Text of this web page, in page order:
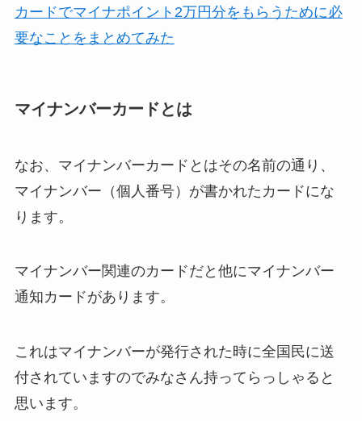
カードでマイナポイント2万円分をもらうために必
要なことをまとめてみた
マイナンバーカードとは
なお、マイナンバーカードとはその名前の通り、
マイナンバー（個人番号）が書かれたカードにな
ります。
マイナンバー関連のカードだと他にマイナンバー
通知カードがあります。
これはマイナンバーが発行された時に全国民に送
付されていますのでみなさん持ってらっしゃると
思います。